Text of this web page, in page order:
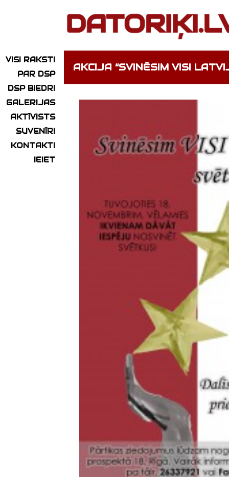
VISI RAKSTI
PAR DSP
DSP BIEDRI
GALERIJAS
AKTĪVISTS
SUVENĪRI
KONTAKTI
IEIET
AKCIJA “SVINĒSIM VISI